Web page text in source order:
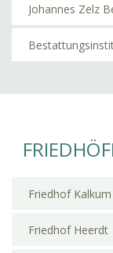
Johannes Zelz
Friedhof Kalkum
Friedhof Heerdt